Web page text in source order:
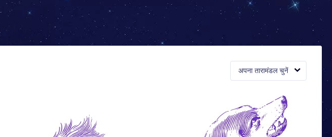
अपना तारामंडल चुनें